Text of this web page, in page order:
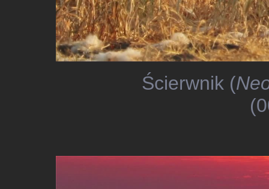
Ścierwnik (